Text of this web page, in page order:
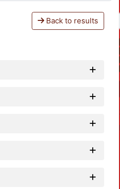
Back to results